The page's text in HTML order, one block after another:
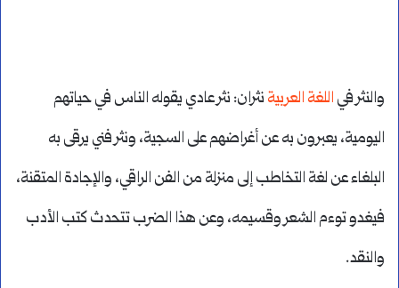
والنثر في اللغة العربية نثران: نثر عادي يقوله الناس في حياتهم
اليومية، يعبرون به عن أغراضهم على السجية، ونثر فني يرقى به
البلغاء عن لغة التخاطب إلى منزلة من الفن الراقي، والإجادة المتقنة،
فيغدو توءم الشعر وقسيمه، وعن هذا الضرب تتحدث كتب الأدب
والنقد.